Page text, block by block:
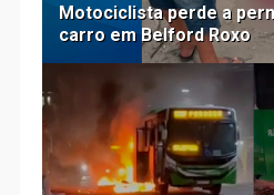
Motociclista perde a
carro em Belford Roxo